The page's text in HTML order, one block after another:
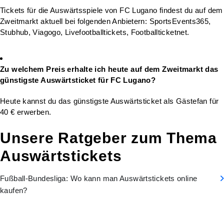
Tickets für die Auswärtsspiele von FC Lugano findest du auf dem
Zweitmarkt aktuell bei folgenden Anbietern: SportsEvents365,
Stubhub, Viagogo, Livefootballtickets, Footballticketnet.
Zu welchem Preis erhalte ich heute auf dem Zweitmarkt das
günstigste Auswärtsticket für FC Lugano?
Heute kannst du das günstigste Auswärtsticket als Gästefan für
40 € erwerben.
Unsere Ratgeber zum Thema
Auswärtstickets
Fußball-Bundesliga: Wo kann man Auswärtstickets online
kaufen?